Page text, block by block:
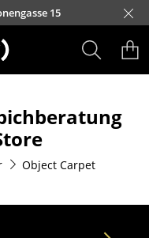
15
Object Carpet